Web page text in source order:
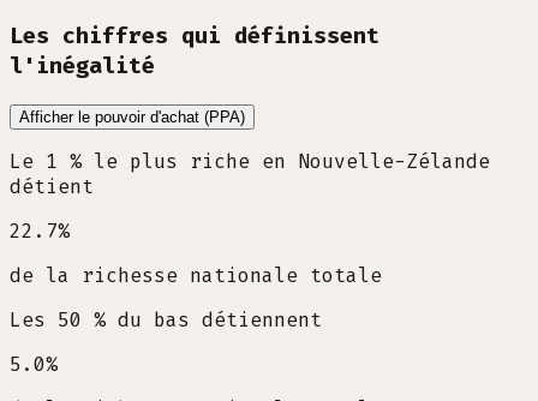
Les chiffres qui définissent
l'inégalité
Afficher le pouvoir d'achat (PPA)
Le 1 % le plus riche en Nouvelle-Zélande
détient
22.7%
de la richesse nationale totale
Les 50 % du bas détiennent
5.0%